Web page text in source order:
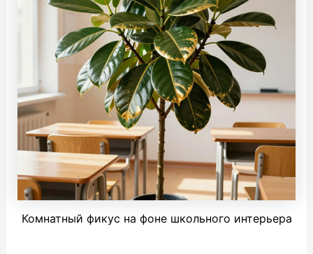
Комнатный фикус на фоне школьного интерьера